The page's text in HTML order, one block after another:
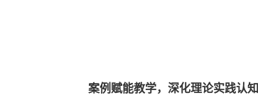
案例赋能教学，深化理论实践认知